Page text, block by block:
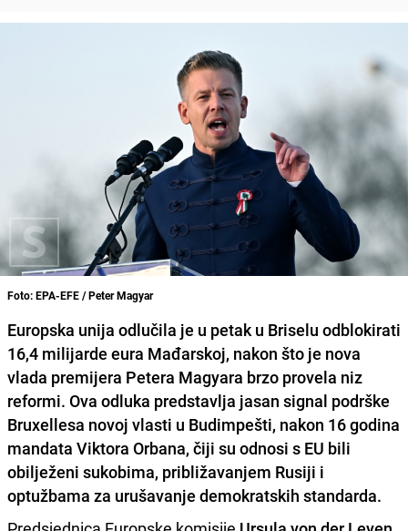
Foto: EPA-EFE / Peter Magyar
Europska unija odlučila je u petak u Briselu odblokirati
16,4 milijarde eura Mađarskoj, nakon što je nova
vlada premijera Petera Magyara brzo provela niz
reformi. Ova odluka predstavlja jasan signal podrške
Bruxellesa novoj vlasti u Budimpešti, nakon 16 godina
mandata Viktora Orbana, čiji su odnosi s EU bili
obilježeni sukobima, približavanjem Rusiji i
optužbama za urušavanje demokratskih standarda.